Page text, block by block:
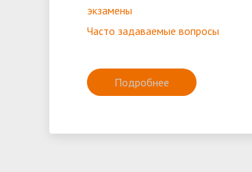
экзамены
Часто задаваемые вопросы
Подробнее